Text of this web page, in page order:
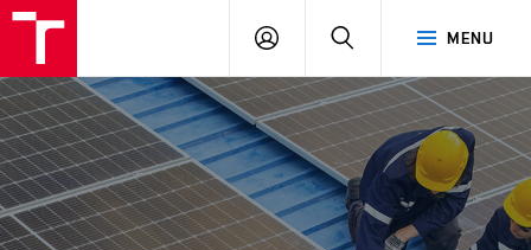
MENU
PŘIHLÁSIT